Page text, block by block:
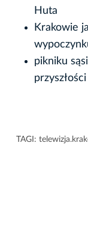
Huta
Krakowie
pikniku
TAGI: